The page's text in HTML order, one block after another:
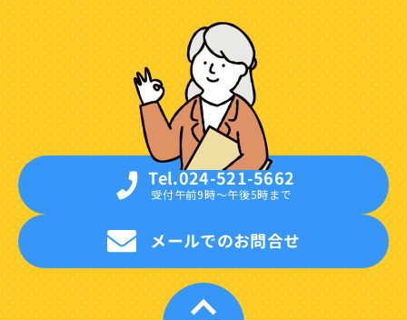
Tel.024-521-5662
受付午前9時〜午後5時まで
メールでのお問合せ